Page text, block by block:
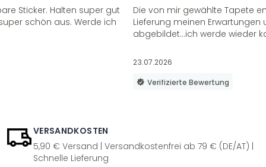
Sticker. Halten super gut
schön aus. Werde ich
Die von mir gewählte Tapete
Lieferung meinen Erwartungen
abgebildet...ich werde wieder
23.07.2026
Verifizierte Bewertung
VERSANDKOSTEN
5,90 € Versand | Versandkostenfrei ab 79 € (DE/AT) |
Schnelle Lieferung